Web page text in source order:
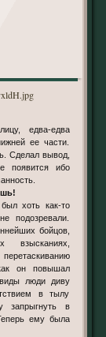
ее части.
Сделал вывод,
появится ибо
хоть как-то
подозревали.
бойцов,
взысканиях,
он повышал
люди диву
в тылу
запрыгнуть в
ему была